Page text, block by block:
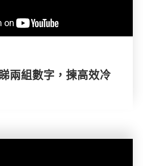
睇兩組數字，揀高效冷